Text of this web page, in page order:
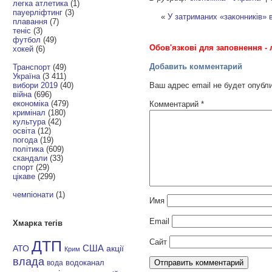
легка атлетика (1)
пауерліфтинг (3)
плавання (7)
теніс (3)
футбол (49)
хокей (6)
Транспорт (49)
Україна (3 411)
вибори 2019 (40)
війна (696)
економіка (479)
кримінал (180)
культура (42)
освіта (12)
погода (19)
політика (609)
скандали (33)
спорт (29)
цікаве (299)
чемпіонати (1)
Хмарка тегів
АТО ДТП Крим США акції
влада вода водоканал
« У затриманих
Обов'язкові для заповнення
Добавить комментарий
Ваш адрес email не будет
Комментарий*
Имя
Email
Сайт